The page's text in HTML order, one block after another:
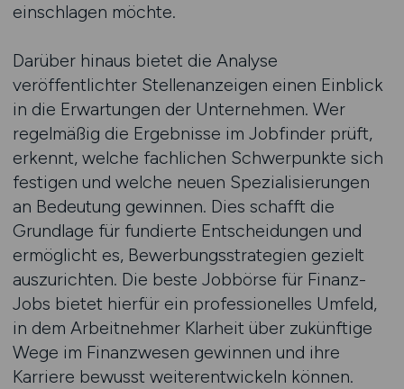
einschlagen möchte.
Darüber hinaus bietet die Analyse
veröffentlichter Stellenanzeigen einen Einblick
in die Erwartungen der Unternehmen. Wer
regelmäßig die Ergebnisse im Jobfinder prüft,
erkennt, welche fachlichen Schwerpunkte sich
festigen und welche neuen Spezialisierungen
an Bedeutung gewinnen. Dies schafft die
Grundlage für fundierte Entscheidungen und
ermöglicht es, Bewerbungsstrategien gezielt
auszurichten. Die beste Jobbörse für Finanz-
Jobs bietet hierfür ein professionelles Umfeld,
in dem Arbeitnehmer Klarheit über zukünftige
Wege im Finanzwesen gewinnen und ihre
Karriere bewusst weiterentwickeln können.